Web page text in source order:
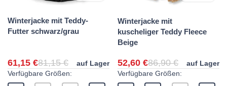
Winterjacke mit Teddy-
Futter schwarz/grau
61,15 €81,15 €
auf Lager
Verfügbare Größen:
Winterjacke mit
kuscheliger Teddy Fleece
Beige
52,60 €86,90 €
auf Lager
Verfügbare Größen: